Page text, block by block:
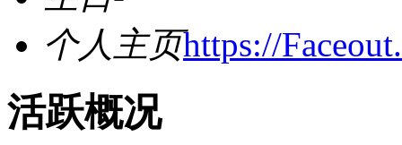
个人主页https://
活跃概况